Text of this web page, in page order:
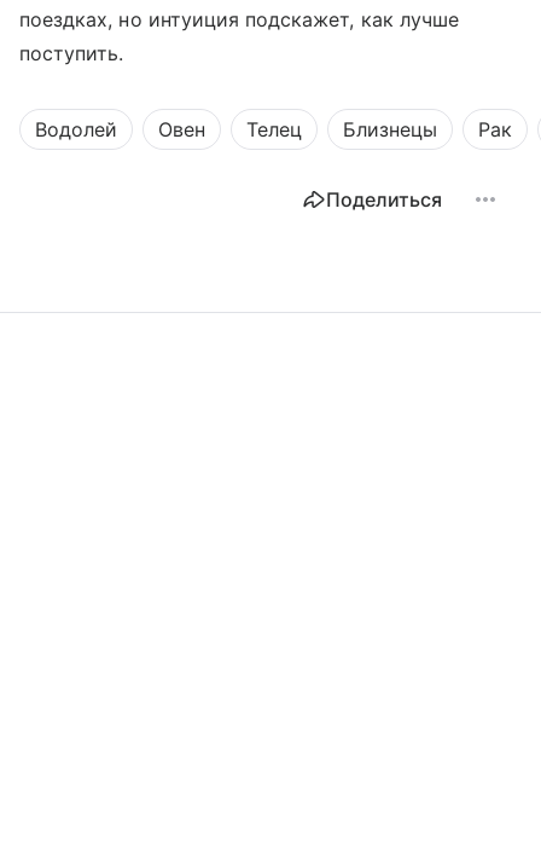
поездках, но интуиция подскажет, как лучше
поступить.
Водолей Овен Телец Близнецы Рак
Поделиться